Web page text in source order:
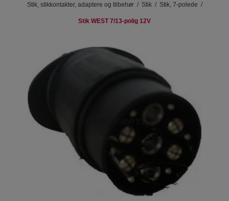
Stik, stikkontakter, adaptere og tilbehør / Stik / Stik, 7-polede /
Stik WEST 7/13-polig 12V